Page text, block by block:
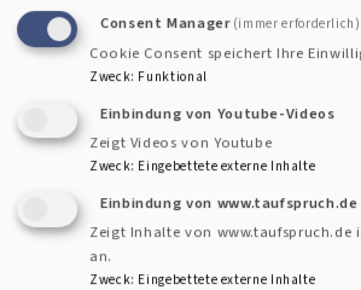
Eintritt in die christliche Gemeinschaft.
Irgendwann setzte sich die Taufe von
mehr durch: Die Eltern haben
Christ wird. Es wuchs in einer
und lernte so den christlichen Glauben
im Alltag kennen. Mit etwa zehn bis
Kind in der so genannten Firmung als
der Kirche bestätigt.
Consent Manager (immer erforderlich)
Cookie Consent speichert Ihre
Zweck: Funktional
Einbindung von Youtube-Videos
Zeigt Videos von Youtube
Zweck: Eingebettete externe Inhalte
Einbindung von
Zeigt Inhalte von www.taufspruch.de
an.
Zweck: Eingebettete externe Inhalte